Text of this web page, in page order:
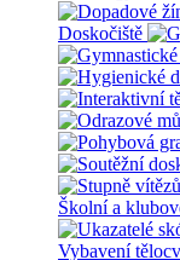
Doskočiště
Školní a
Vybavení